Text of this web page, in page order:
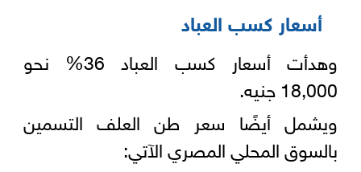
أسعار كسب العباد
وهدأت أسعار كسب العباد 36% نحو
18,000 جنيه.
ويشمل أيضًا سعر طن العلف التسمين
بالسوق المحلي المصري الآتي: